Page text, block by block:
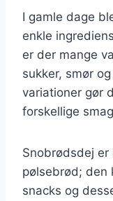
I gamle dage
enkle
er der mange
sukker, smør
variationer gør
forskellige
Snobrødsdej
pølsebrød; den
snacks og